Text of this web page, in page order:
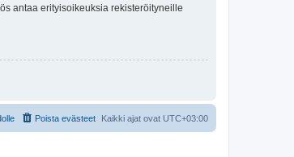
antaa erityisoikeuksia rekisteröityneille
Kaikki ajat ovat UTC+03:00
Poista evästeet